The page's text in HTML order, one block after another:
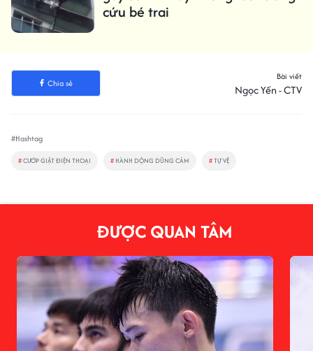
cứu bé trai
Chia sẻ
Bài viết
Ngọc Yến - CTV
#Hashtag
#CƯỚP GIẬT ĐIỆN THOẠI # HÀNH DỘNG DŨNG CẢM #TỰ VỆ
ĐƯỢC QUAN TÂM